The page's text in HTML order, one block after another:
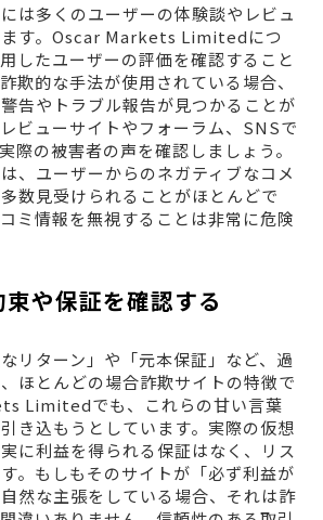
は多くのユーザーの体験談やレビュ
ます。Oscar Markets Limitedにつ
したユーザーの評価を確認すること
欺的な手法が使用されている場合、
告やトラブル報告が見つかることが
ビューサイトやフォーラム、SNSで
際の被害者の声を確認しましょう。
、ユーザーからのネガティブなコメ
数見受けられることがほとんどで
ミ情報を無視することは非常に危険
や保証を確認する
なリターン」や「元本保証」など、過
ほとんどの場合詐欺サイトの特徴で
Limitedでも、これらの甘い言葉
き込もうとしています。実際の仮想
に利益を得られる保証はなく、リス
。もしもそのサイトが「必ず利益が
然な主張をしている場合、それは詐